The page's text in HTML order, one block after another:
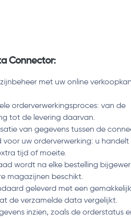
Connector:
met uw online
orderverwerkingsproces: van de
tot de levering daarvan.
van gegevens tussen de
voor uw orderverwerking: u handelt
tijd of moeite.
wordt na elke bestelling
magazijnen beschikt.
geleverd met een
de verzamelde data vergelijkt.
inzien, zoals de orderstatus